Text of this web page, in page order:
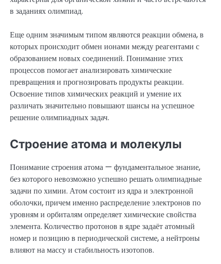
в заданиях олимпиад.
Еще одним значимым типом являются реакции обмена, в
которых происходит обмен ионами между реагентами с
образованием новых соединений. Понимание этих
процессов помогает анализировать химические
превращения и прогнозировать продукты реакции.
Освоение типов химических реакций и умение их
различать значительно повышают шансы на успешное
решение олимпиадных задач.
Строение атома и молекулы
Понимание строения атома — фундаментальное знание,
без которого невозможно успешно решать олимпиадные
задачи по химии. Атом состоит из ядра и электронной
оболочки, причем именно распределение электронов по
уровням и орбиталям определяет химические свойства
элемента. Количество протонов в ядре задаёт атомный
номер и позицию в периодической системе, а нейтроны
влияют на массу и стабильность изотопов.